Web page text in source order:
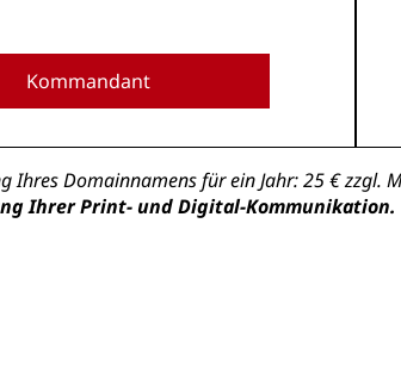
Kommandant
Ihres Domainnamens für ein Jahr: 25 € zzgl.
Ihrer Print- und Digital-Kommunikation.